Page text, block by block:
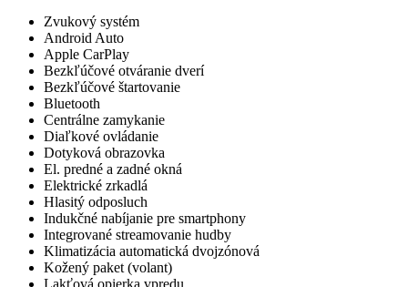
Zvukový systém
Android Auto
Apple CarPlay
Bezkľúčové otváranie dverí
Bezkľúčové štartovanie
Bluetooth
Centrálne zamykanie
Diaľkové ovládanie
Dotyková obrazovka
El. predné a zadné okná
Elektrické zrkadlá
Hlasitý odposluch
Indukčné nabíjanie pre smartphony
Integrované streamovanie hudby
Klimatizácia automatická dvojzónová
Kožený paket (volant)